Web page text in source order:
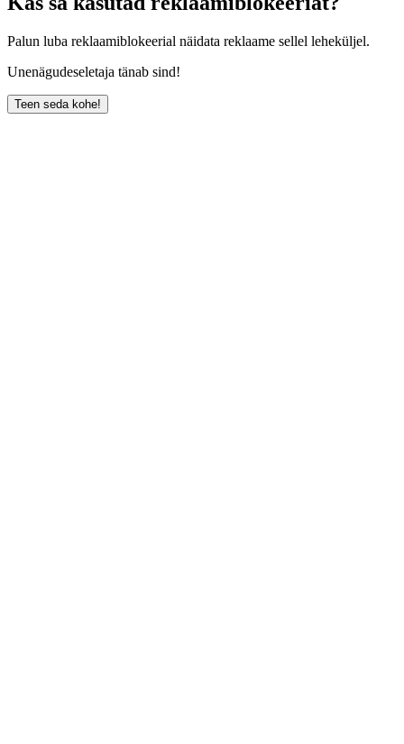
Palun luba reklaamiblokeerial näidata reklaame sellel leheküljel.
Unenägudeseletaja tänab sind!
Teen seda kohe!